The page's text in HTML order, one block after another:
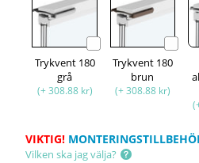
Trykvent 180
grå
(+ 308.88 kr)
Trykvent 180
brun
(+ 308.88 kr)
VIKTIG!
Vilken ska jag välja?